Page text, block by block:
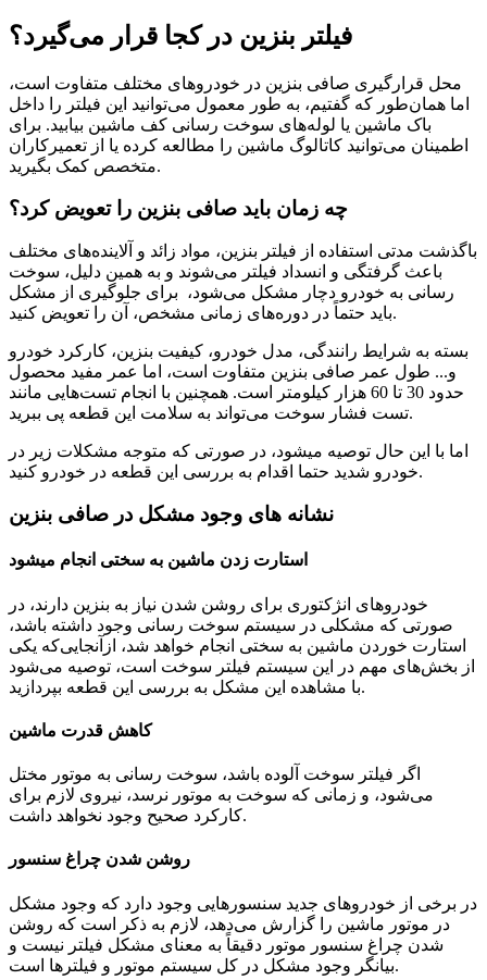
فیلتر بنزین در کجا قرار می‌گیرد؟
محل قرارگیری صافی بنزین در خودروهای مختلف متفاوت است،
اما همان‌طور که گفتیم، به طور معمول می‌توانید این فیلتر را داخل
باک ماشین یا لوله‌های سوخت رسانی کف ماشین بیابید. برای
اطمینان می‌توانید کاتالوگ ماشین را مطالعه کرده یا از تعمیرکاران
متخصص کمک بگیرید.
چه زمان باید صافی بنزین را تعویض کرد؟
باگذشت مدتی استفاده از فیلتر بنزین، مواد زائد و آلاینده‌های مختلف
باعث گرفتگی و انسداد فیلتر می‌شوند و به همین دلیل، سوخت
رسانی به خودرو دچار مشکل می‌شود، برای جلوگیری از مشکل
باید حتماً در دوره‌های زمانی مشخص، آن را تعویض کنید.
بسته به شرایط رانندگی، مدل خودرو، کیفیت بنزین، کارکرد خودرو
و... طول عمر صافی بنزین متفاوت است، اما عمر مفید محصول
حدود 30 تا 60 هزار کیلومتر است. همچنین با انجام تست‌هایی مانند
تست فشار سوخت می‌تواند به سلامت این قطعه پی ببرید.
اما با این حال توصیه میشود، در صورتی که متوجه مشکلات زیر در
خودرو شدید حتما اقدام به بررسی این قطعه در خودرو کنید.
خودروهای انژکتوری برای روشن شدن نیاز به بنزین دارند، در
صورتی که مشکلی در سیستم سوخت رسانی وجود داشته باشد،
استارت خوردن ماشین به سختی انجام خواهد شد، ازآنجایی‌که یکی
از بخش‌های مهم در این سیستم فیلتر سوخت است، توصیه می‌شود
با مشاهده این مشکل به بررسی این قطعه بپردازید.
کاهش قدرت ماشین
اگر فیلتر سوخت آلوده باشد، سوخت رسانی به موتور مختل
می‌شود، و زمانی که سوخت به موتور نرسد، نیروی لازم برای
کارکرد صحیح وجود نخواهد داشت.
روشن شدن چراغ سنسور
در برخی از خودروهای جدید سنسورهایی وجود دارد که وجود مشکل
در موتور ماشین را گزارش می‌دهد، لازم به ذکر است که روشن
شدن چراغ سنسور موتور دقیقاً به معنای مشکل فیلتر نیست و
بیانگر وجود مشکل در کل سیستم موتور و فیلترها است.